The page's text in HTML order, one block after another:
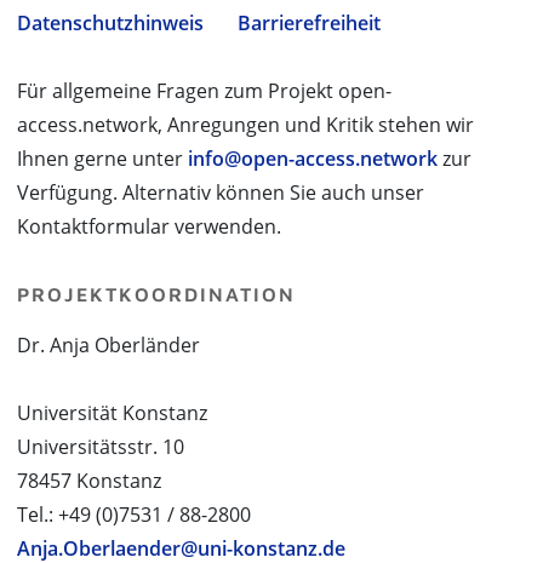
Datenschutzhinweis
Barrierefreiheit
Für allgemeine Fragen zum Projekt open-
access.network, Anregungen und Kritik stehen wir
Ihnen gerne unter info@open-access.networkzur
Verfügung. Alternativ können Sie auch unser
Kontaktformular verwenden.
PROJEKTKOORDINATION
Dr. Anja Oberländer
Universität Konstanz
Universitätsstr. 10
78457 Konstanz
Tel.: +49 (0)7531 / 88-2800
Anja.Oberlaender@uni-konstanz.de